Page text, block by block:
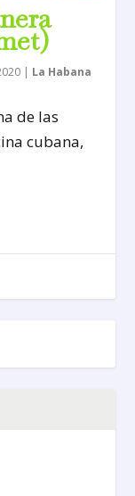
| La Habana
de las
cubana,